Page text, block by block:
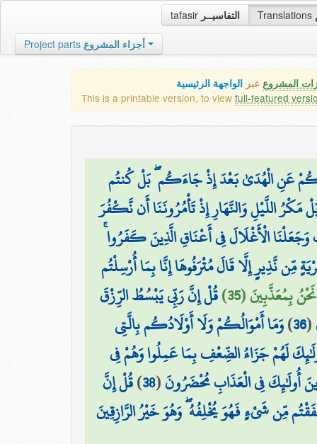
tafasir التفاسيــر Translations
Project parts أجزاء المشروع
المشروع عبر الواجهة الرئيسية
This is a printable version, to view full-featured
عَنِ الْهُدَىٰ بَعْدَ إِذْ جَاءَكُم ۖ بَلْ كُنتُم
مَكْرُ اللَّيْلِ وَالنَّهَارِ إِذْ تَأْمُرُونَنَا أَن نَّكْفُرَ
وَجَعَلْنَا الْأَغْلَالَ فِي أَعْنَاقِ الَّذِينَ كَفَرُوا
مِّن نَّذِيرٍ إِلَّا قَالَ مُتْرَفُوهَا إِنَّا بِمَا أُرْسِلْتُم
بِمُعَذَّبِينَ (35)
قُلْ إِنَّ رَبِّي يَبْسُطُ الرِّزْقَ
(
36
)وَمَا أَمْوَالُكُمْ وَلَا أَوْلَادُكُم بِالَّتِي
لَهُمْ جَزَاءُ الضِّعْفِ بِمَا عَمِلُوا وَهُمْ فِي
أُولَٰئِكَ فِي الْعَذَابِ مُحْضَرُونَ(
38
)قُلْ إِنَّ
مِّن شَيْءٍ فَهُوَ يُخْلِفُهُ ۖ وَهُوَ خَيْرُ الرَّازِقِينَ